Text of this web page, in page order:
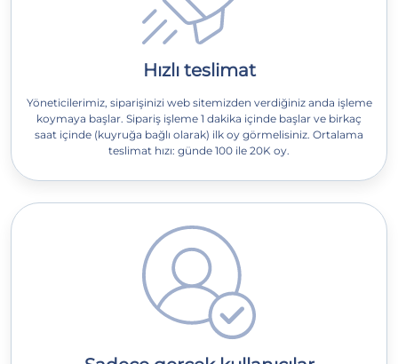
Hızlı teslimat
Yöneticilerimiz, siparişinizi web sitemizden verdiğiniz anda işleme
koymaya başlar. Sipariş işleme 1 dakika içinde başlar ve birkaç
saat içinde (kuyruğa bağlı olarak) ilk oy görmelisiniz. Ortalama
teslimat hızı: günde 100 ile 20K oy.